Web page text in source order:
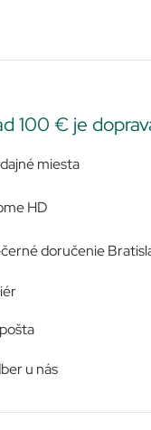
100 € je
miesta
HD
doručenie
u nás